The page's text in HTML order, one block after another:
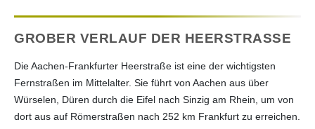
GROBER VERLAUF DER HEERSTRASSE
Die Aachen-Frankfurter Heerstraße ist eine der wichtigsten
Fernstraßen im Mittelalter. Sie führt von Aachen aus über
Würselen, Düren durch die Eifel nach Sinzig am Rhein, um von
dort aus auf Römerstraßen nach 252 km Frankfurt zu erreichen.